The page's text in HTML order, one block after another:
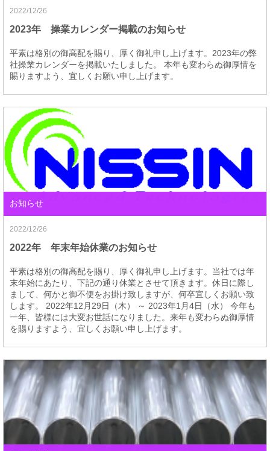
2022/12/26
2023年 操業カレンダー掲載のお知らせ
平素は格別の御高配を賜り、厚く御礼申し上げます。2023年の弊
社操業カレンダーを掲載いたしました。 本年も変わらぬ御厚情を
賜りますよう、宜しくお願い申し上げます。
お知らせ
2022/12/26
2022年 年末年始休業のお知らせ
平素は格別の御高配を賜り、厚く御礼申し上げます。当社では年
末年始にあたり、下記の通り休業とさせて頂きます。休日に際し
まして、何かと御不便をお掛け致しますが、何卒宜しくお願い致
します。 2022年12月29日（木） ～ 2023年1月4日（水） 今年も
一年、皆様には大変お世話になりました。来年も変わらぬ御厚情
を賜りますよう、宜しくお願い申し上げます。